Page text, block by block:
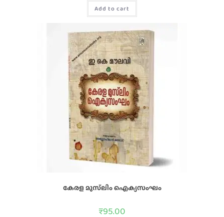
Add to cart
കേരള മുസ്‌ലിം ഐക്യസംഘം
₹95.00